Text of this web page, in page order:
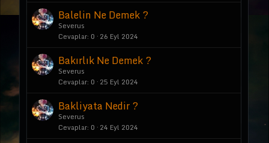
Balelin Ne Demek ?
Severus
Cevaplar 0 26 Eyl 2024
Bakırlık Ne Demek ?
Severus
Cevaplar 0 25 Eyl 2024
Bakliyata Nedir ?
Severus
Cevaplar 0 24 Eyl 2024